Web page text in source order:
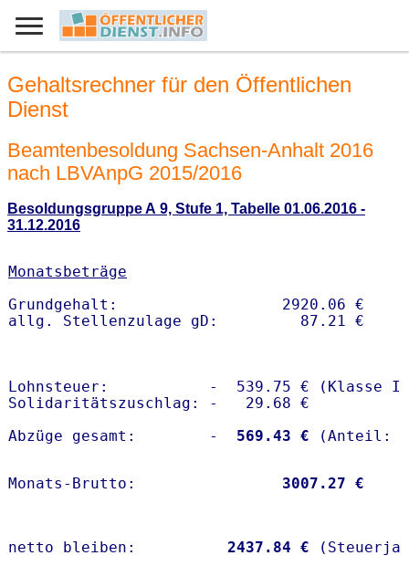
Gehaltsrechner für den Öffentlichen
Dienst
Beamtenbesoldung Sachsen-Anhalt 2016
nach LBVAnpG 2015/2016
Besoldungsgruppe A 9, Stufe 1, Tabelle 01.06.2016 -
31.12.2016
Monatsbeträge
Grundgehalt:                  2920.06 €
Lohnsteuer:           -  539.75 € (Klasse I)
Solidaritätszuschlag: -   29.68 €
Abzüge gesamt:        -
  569.43 €
Monats-Brutto: 3007.27 €
netto bleiben: 2437.84 €